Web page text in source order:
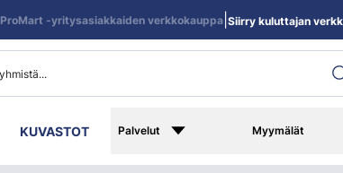
KUVASTOT Palvelut Myymälät
ProMart -yritysasiakkaiden verkkokauppa| Siirry kuluttajan